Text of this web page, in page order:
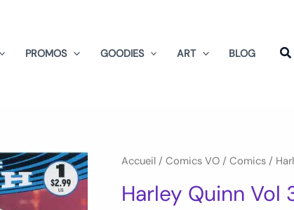
PROMOS GOODIES ART BLOG
Accueil / Comics VO / Comics /
Harley Quinn Vol
quantité
Harley